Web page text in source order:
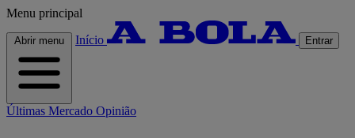
Menu principal
Abrir menu Início Entrar
Últimas Mercado Opinião